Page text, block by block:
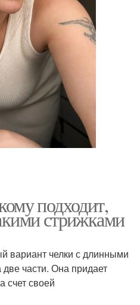
подходит,
стрижками
вариант челки с длинными
части. Она придает
счет своей